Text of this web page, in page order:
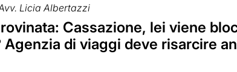
Licia Albertazzi
Cassazione, lei viene
Agenzia di viaggi deve risarcire